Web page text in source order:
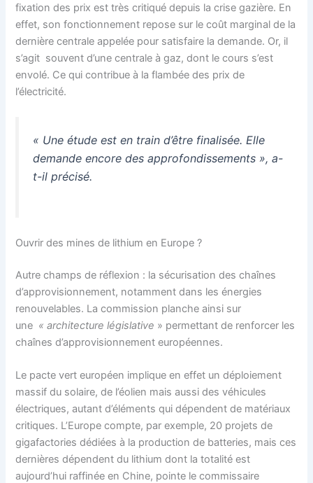
fixation des prix est très critiqué depuis la crise gazière. En
effet, son fonctionnement repose sur le coût marginal de la
dernière centrale appelée pour satisfaire la demande. Or, il
s’agit souvent d’une centrale à gaz, dont le cours s’est
envolé. Ce qui contribue à la flambée des prix de
l’électricité.
« Une étude est en train d’être finalisée. Elle
demande encore des approfondissements », a-
t-il précisé.
Ouvrir des mines de lithium en Europe ?
Autre champs de réflexion : la sécurisation des chaînes
d’approvisionnement, notamment dans les énergies
renouvelables. La commission planche ainsi sur
une « architecture législative » permettant de renforcer les
chaînes d’approvisionnement européennes.
Le pacte vert européen implique en effet un déploiement
massif du solaire, de l’éolien mais aussi des véhicules
électriques, autant d’éléments qui dépendent de matériaux
critiques. L’Europe compte, par exemple, 20 projets de
gigafactories dédiées à la production de batteries, mais ces
dernières dépendent du lithium dont la totalité est
aujourd’hui raffinée en Chine, pointe le commissaire